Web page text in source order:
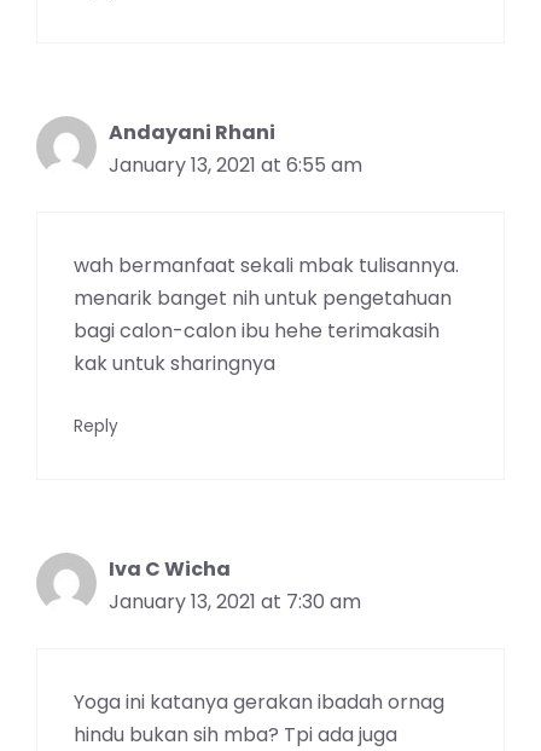
Andayani Rhani
January 13, 2021 at 6:55 am
wah bermanfaat sekali mbak tulisannya.
menarik banget nih untuk pengetahuan
bagi calon-calon ibu hehe terimakasih
kak untuk sharingnya
Reply
Iva C Wicha
January 13, 2021 at 7:30 am
Yoga ini katanya gerakan ibadah ornag
hindu bukan sih mba? Tpi ada juga